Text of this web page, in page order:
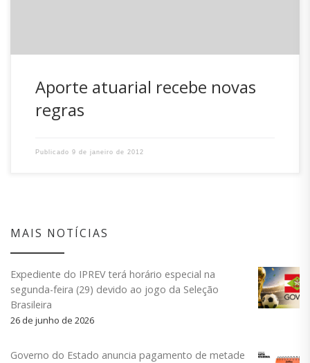
Aporte atuarial recebe novas
regras
Publicado 9 de janeiro de 2012
MAIS NOTÍCIAS
Expediente do IPREV terá horário especial na
segunda-feira (29) devido ao jogo da Seleção
Brasileira
26 de junho de 2026
Governo do Estado anuncia pagamento de metade